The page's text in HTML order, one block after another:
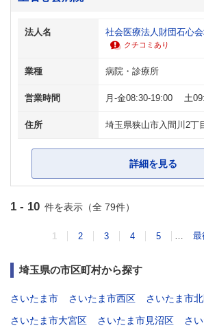
法人名 社会医療法人財団石心
クチコミあり
業種 病院・診療所
営業時間 月-金08:30-19:00 土
住所 埼玉県狭山市入間川2丁
詳細を見る
1 - 10 件を表示（全 79件）
1 2 3 4 5 … 最
埼玉県の市区町村から探す
さいたま市 さいたま市西区
さいたま市
さいたま市大宮区
さいたま市見沼区
さ